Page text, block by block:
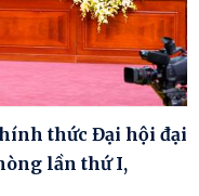
thức Đại hội đại
lần thứ I,